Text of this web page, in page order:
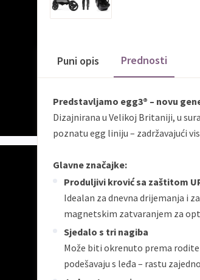
Puni opis Prednosti
Predstavljamo egg3® – novu
Dizajnirana u Velikoj Britaniji, u
poznatu egg liniju – zadržavajući
Glavne značajke:
Produljivi krović sa zaštitom
Idealan za dnevna drijemanja i
magnetskim zatvaranjem za
Sjedalo s tri nagiba
Može biti okrenuto prema
podešavaju s leđa – rastu